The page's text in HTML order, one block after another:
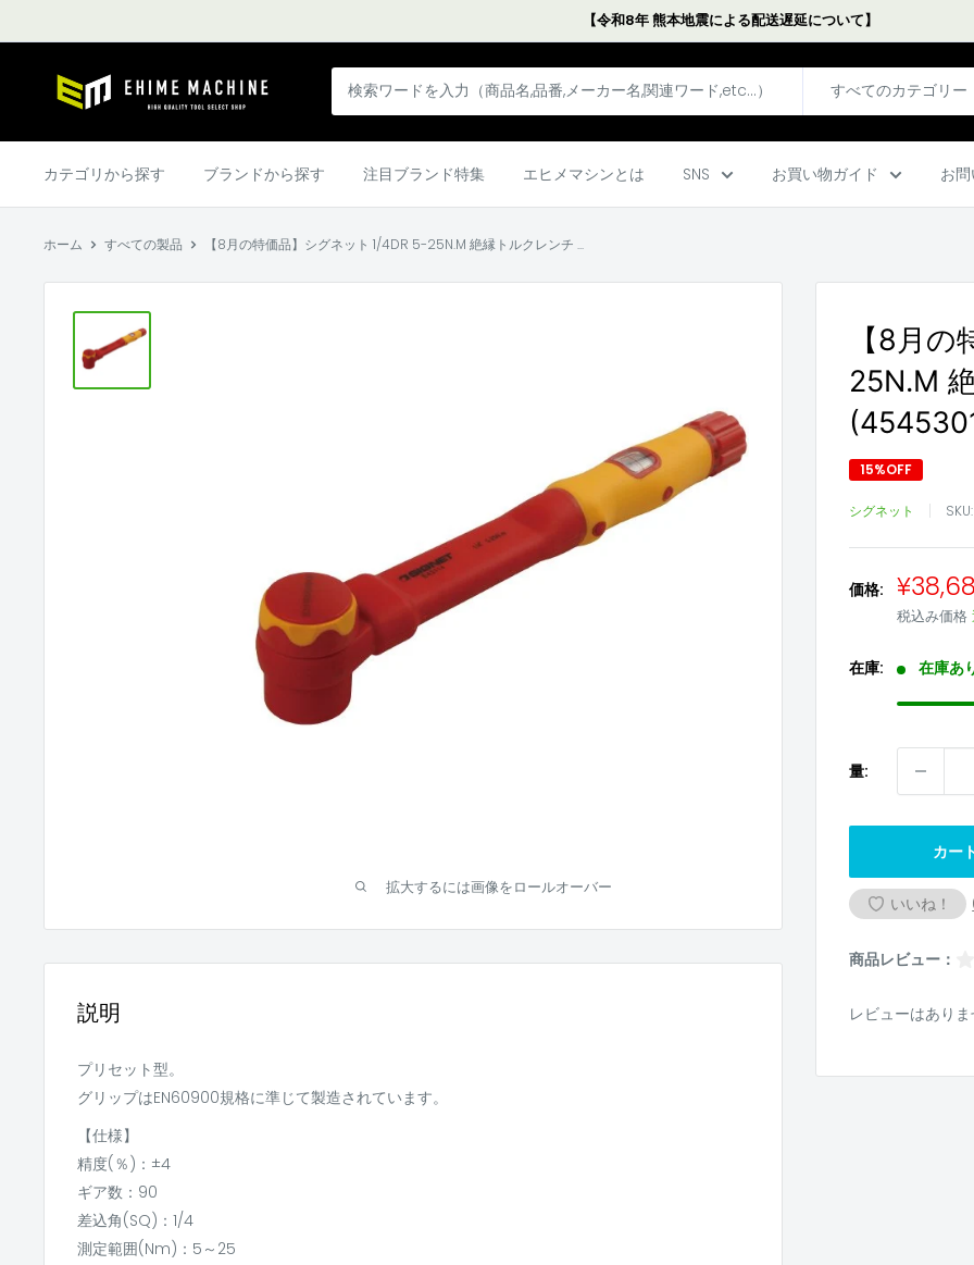
ン
キ
【令和8年 熊本地震による配送遅延について】
エ
ヒ
本
すべてのカテゴリー
カテゴリから探す ブランドから探す 注目ブランド特集 エヒメマシンとは SNS お買い物ガイド お
ホーム すべての製品 【8月の特価品】シグネット 1/4DR 5-25N.M 絶縁トルクレンチ ...
拡大するには画像をロールオーバー
【8月
25N.M
15%OFF
シグネット
価格: 販
売
価
格
税込み価格
在庫: 在庫あ
量:
カー
いいね！
商品レビュー：
レビューはあり
説明
プリセット型。
グリップはEN60900規格に準じて製造されています。
【仕様】
精度(％)：±4
ギア数：90
差込角(SQ)：1/4
測定範囲(Nm)：5～25